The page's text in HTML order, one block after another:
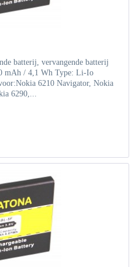
batterij, vervangende batterij
mAh / 4,1 Wh Type: Li-Io
6210 Navigator, Nokia
6290,...